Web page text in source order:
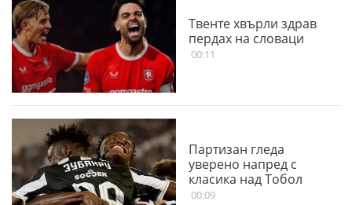
Твенте хвърли здрав
пердах на словаци
00:11
Партизан гледа
уверено напред с
класика над Тобол
00:09